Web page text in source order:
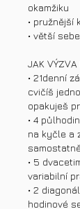
okamžiku
• pružnější
• větší
JAK VÝZVA
• 21denní
cvičíš
opakuješ
• 4
na kyčle a
• 5
variabilní
• 2
hodinové